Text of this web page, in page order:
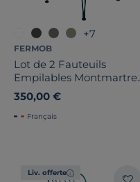
+7
FERMOB
Lot de 2 Fauteuils
Empilables Montmartre
en Acier
350,00 €
Français
Liv. offerte
Note des clients
Stock
Pays de fabrication